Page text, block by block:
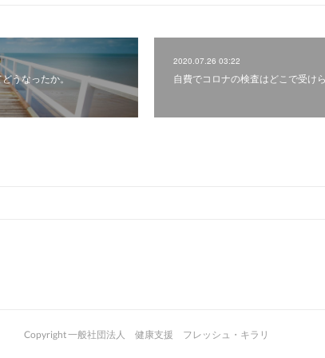
うなったか。
2020.07.26 03:22
自費でコロナの検査はどこで受け
Copyright 一般社団法人 健康支援 フレッシュ・キラリ